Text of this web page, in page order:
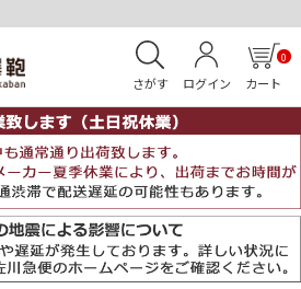
さがす ログイン カート
0